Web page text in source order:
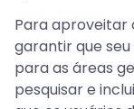
Para aproveitar
garantir que
para as áreas
pesquisar e